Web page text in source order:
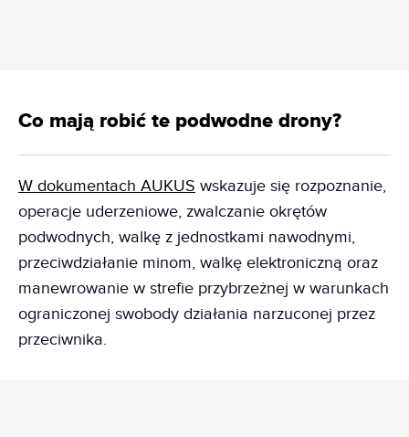
Co mają robić te podwodne drony?
W dokumentach AUKUS wskazuje się rozpoznanie,
operacje uderzeniowe, zwalczanie okrętów
podwodnych, walkę z jednostkami nawodnymi,
przeciwdziałanie minom, walkę elektroniczną oraz
manewrowanie w strefie przybrzeżnej w warunkach
ograniczonej swobody działania narzuconej przez
przeciwnika.